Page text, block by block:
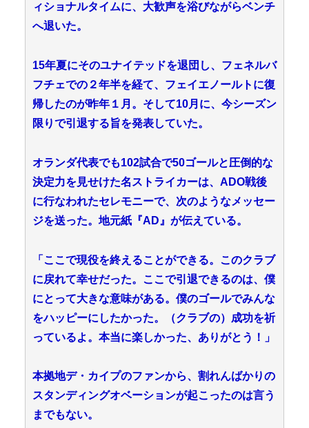
ィショナルタイムに、大歓声を浴びながらベンチ
へ退いた。
15年夏にそのユナイテッドを退団し、フェネルバ
フチェでの２年半を経て、フェイエノールトに復
帰したのが昨年１月。そして10月に、今シーズン
限りで引退する旨を発表していた。
オランダ代表でも102試合で50ゴールと圧倒的な
決定力を見せけた名ストライカーは、ADO戦後
に行なわれたセレモニーで、次のようなメッセー
ジを送った。地元紙『AD』が伝えている。
「ここで現役を終えることができる。このクラブ
に戻れて幸せだった。ここで引退できるのは、僕
にとって大きな意味がある。僕のゴールでみんな
をハッピーにしたかった。（クラブの）成功を祈
っているよ。本当に楽しかった、ありがとう！」
本拠地デ・カイプのファンから、割れんばかりの
スタンディングオベーションが起こったのは言う
までもない。